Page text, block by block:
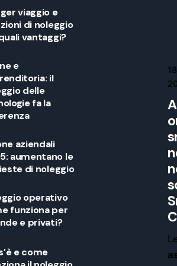
viaggio e
di noleggio
vantaggi?
e
il
delle
fa la
aziendali
aumentano le
di noleggio
operativo
funziona per
e privati?
e come